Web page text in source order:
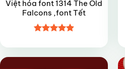
Việt hóa font 1314 The Old
Falcons ,font Tết
hạng4.95
sao